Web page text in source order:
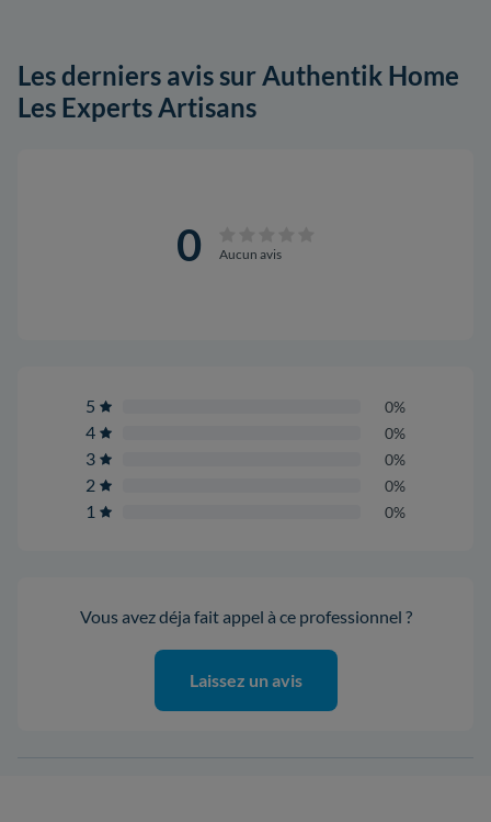
Les derniers avis sur Authentik Home
Les Experts Artisans
0 Aucun avis
5 0%
4 0%
3 0%
2 0%
1 0%
Vous avez déja fait appel à ce professionnel ?
Laissez un avis